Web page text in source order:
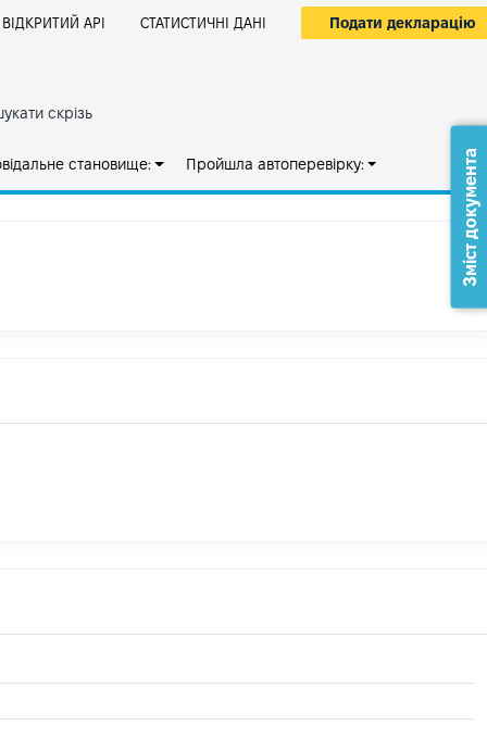
ВІДКРИТИЙ АРІ СТАТИСТИЧНІ ДАНІ Подати декларацію
скрізь
становище: Пройшла автоперевірку: Зміст документа